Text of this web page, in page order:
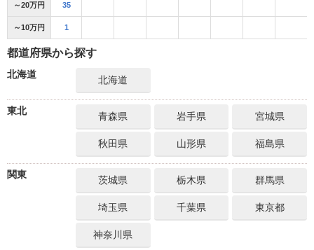
～20万円 35
～10万円 1
都道府県から探す
北海道 北海道
東北 青森県 岩手県 宮城県
秋田県 山形県 福島県
関東 茨城県 栃木県 群馬県
埼玉県 千葉県 東京都
神奈川県